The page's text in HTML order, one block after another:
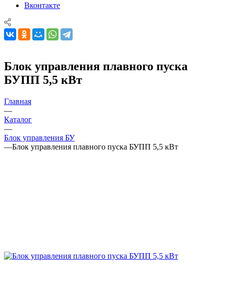
Вконтакте
Блок управления плавного пуска
БУПП 5,5 кВт
Главная
—
Каталог
—
Блок управления БУ
—Блок управления плавного пуска БУПП 5,5 кВт